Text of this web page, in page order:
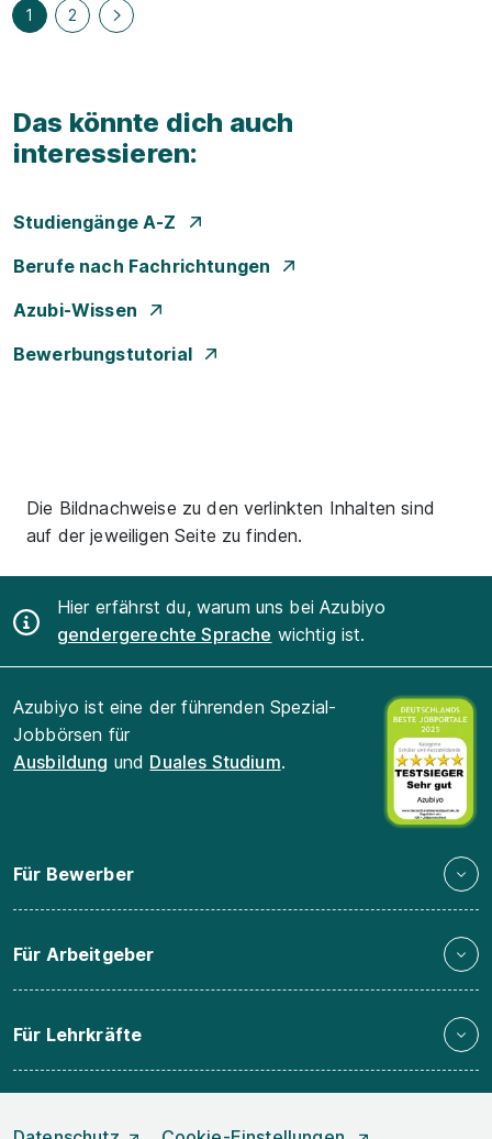
1 2
Das könnte dich auch
interessieren:
Studiengänge A-Z
Berufe nach Fachrichtungen
Azubi-Wissen
Bewerbungstutorial
Die Bildnachweise zu den verlinkten Inhalten sind
auf der jeweiligen Seite zu finden.
Hier erfährst du, warum uns bei Azubiyo
gendergerechte Sprache wichtig ist.
Azubiyo ist eine der führenden Spezial-
Jobbörsen für
Ausbildung und Duales Studium.
Für Bewerber
Für Arbeitgeber
Für Lehrkräfte